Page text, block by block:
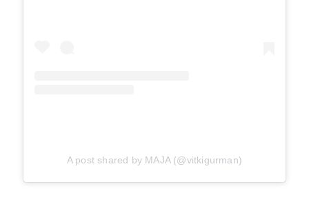
A post shared by MAJA (@vitkigurman)